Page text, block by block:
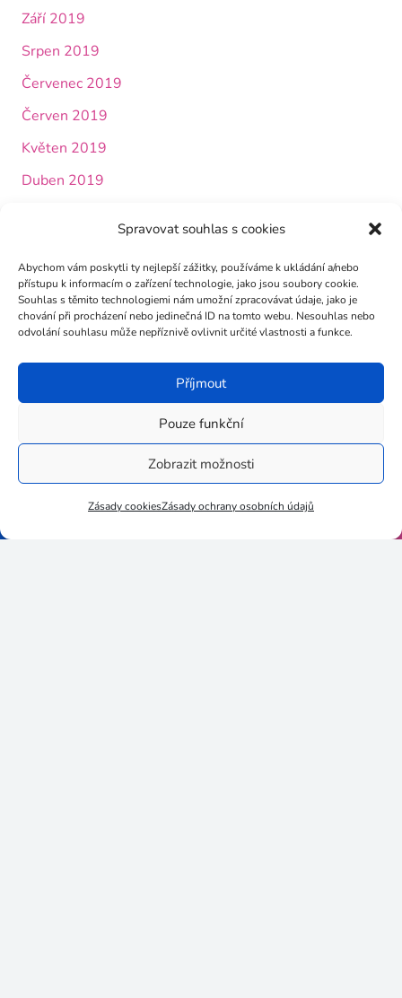
Spravovat souhlas s cookies
Abychom vám poskytli ty nejlepší zážitky, používáme k ukládání a/nebo
přístupu k informacím o zařízení technologie, jako jsou soubory cookie.
Souhlas s těmito technologiemi nám umožní zpracovávat údaje, jako je
chování při procházení nebo jedinečná ID na tomto webu. Nesouhlas nebo
odvolání souhlasu může nepříznivě ovlivnit určité vlastnosti a funkce.
Příjmout
Pouze funkční
Zobrazit možnosti
Zásady cookiesZásady ochrany osobních údajů
Září 2019
Srpen 2019
Červenec 2019
Červen 2019
Květen 2019
Duben 2019
Leden 2019
Prosinec 2018
Listopad 2018
Září 2018